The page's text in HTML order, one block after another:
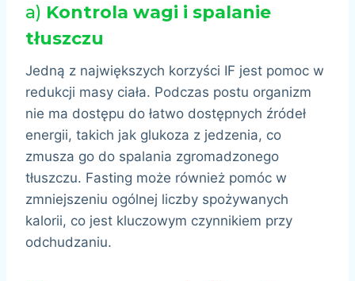
a) Kontrola wagi i spalanie
tłuszczu
Jedną z największych korzyści IF jest pomoc w
redukcji masy ciała. Podczas postu organizm
nie ma dostępu do łatwo dostępnych źródeł
energii, takich jak glukoza z jedzenia, co
zmusza go do spalania zgromadzonego
tłuszczu. Fasting może również pomóc w
zmniejszeniu ogólnej liczby spożywanych
kalorii, co jest kluczowym czynnikiem przy
odchudzaniu.